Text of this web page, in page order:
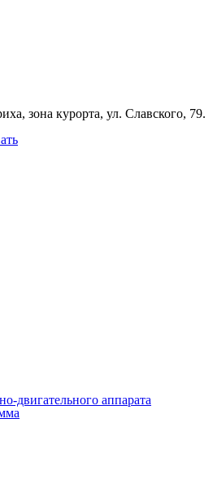
зона курорта, ул. Славского, 79.
двигательного аппарата